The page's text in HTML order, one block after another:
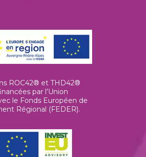
ROC42® et THD42®
par l’Union
le Fonds Européen de
Régional (FEDER).